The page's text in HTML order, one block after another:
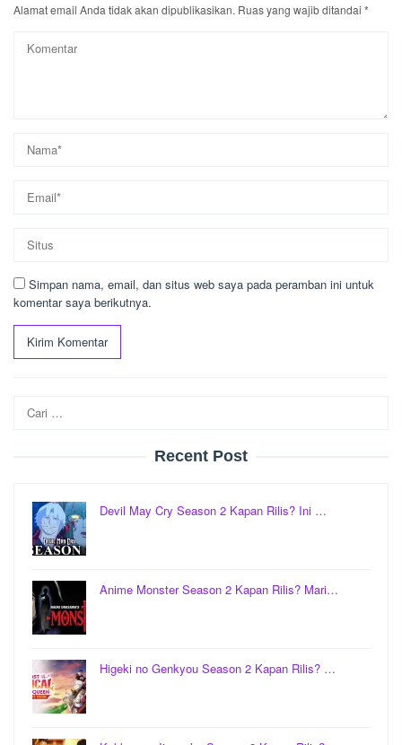
Alamat email Anda tidak akan dipublikasikan. Ruas yang wajib ditandai *
Simpan nama, email, dan situs web saya pada peramban ini untuk
komentar saya berikutnya.
Cari
untuk:
Recent Post
Devil May Cry Season 2 Kapan Rilis? Ini …
Anime Monster Season 2 Kapan Rilis? Mari…
Higeki no Genkyou Season 2 Kapan Rilis? …